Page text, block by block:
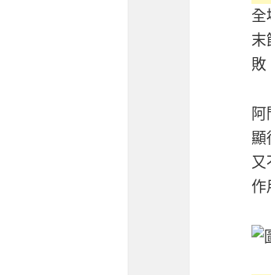
全
末
敗
阿
顯
又
作